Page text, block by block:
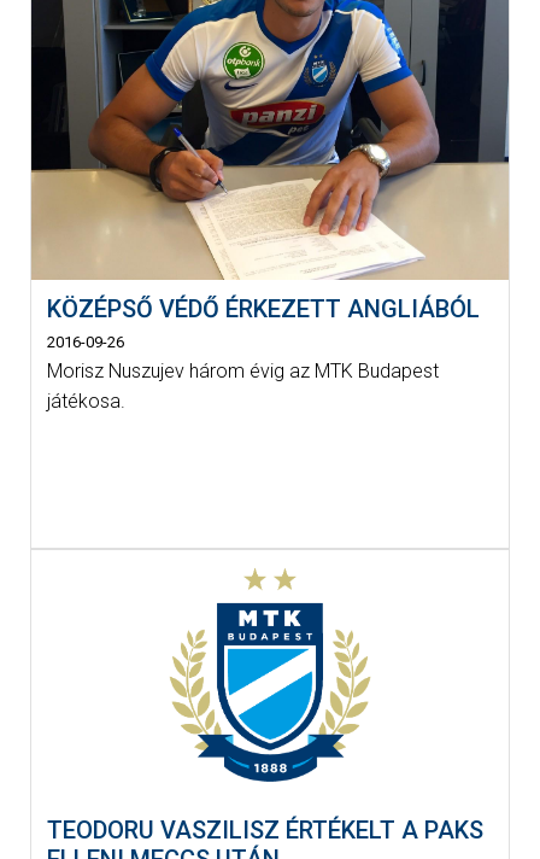
KÖZÉPSŐ VÉDŐ ÉRKEZETT ANGLIÁBÓL
2016-09-26
Morisz Nuszujev három évig az MTK Budapest
játékosa.
TEODORU VASZILISZ ÉRTÉKELT A PAKS